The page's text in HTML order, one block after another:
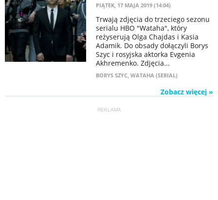
PIĄTEK, 17 MAJA 2019 (14:04)
Trwają zdjęcia do trzeciego sezonu
serialu HBO "Wataha", który
reżyserują Olga Chajdas i Kasia
Adamik. Do obsady dołączyli Borys
Szyc i rosyjska aktorka Evgenia
Akhremenko. Zdjęcia...
BORYS SZYC, WATAHA (SERIAL)
Zobacz więcej »
REKLAMA